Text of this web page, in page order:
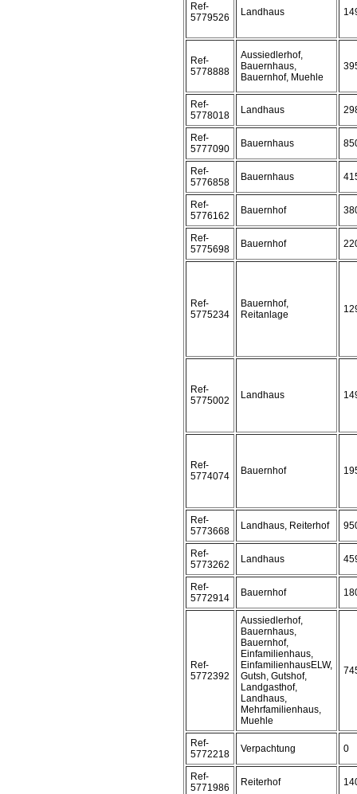
Ref-
5779526
Landhaus
Ref-
5778888
Aussiedlerhof,
Bauernhaus,
Bauernhof, Muehle
Ref-
5778018
Landhaus
Ref-
5777090
Bauernhaus
Ref-
5776858
Bauernhaus
Ref-
5776162
Bauernhof
Ref-
5775698
Bauernhof
Ref-
5775234
Bauernhof,
Reitanlage
Ref-
5775002
Landhaus
Ref-
5774074
Bauernhof
Ref-
5773668
Landhaus, Reiterhof
Ref-
5773262
Landhaus
Ref-
5772914
Bauernhof
Ref-
5772392
Aussiedlerhof,
Bauernhaus,
Bauernhof,
Einfamilienhaus,
EinfamilienhausELW,
Gutsh, Gutshof,
Landgasthof,
Landhaus,
Mehrfamilienhaus,
Muehle
Ref-
5772218
Verpachtung 0
Ref-
5771986
Reiterhof